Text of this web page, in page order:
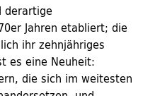
derartige
Jahren etabliert; die
ihr zehnjähriges
es eine Neuheit:
die sich im weitesten